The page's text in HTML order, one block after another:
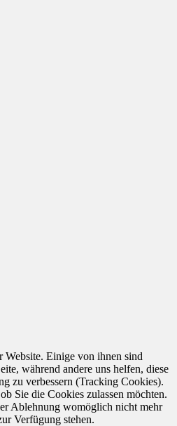
Website. Einige von ihnen sind
während andere uns helfen, diese
zu verbessern (Tracking Cookies).
Sie die Cookies zulassen möchten.
Ablehnung womöglich nicht mehr
Verfügung stehen.